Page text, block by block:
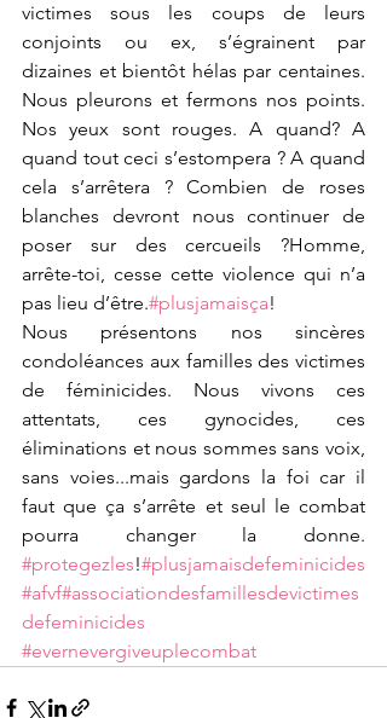
victimes sous les coups de leurs
conjoints ou ex, s’égrainent par
dizaines et bientôt hélas par centaines.
Nous pleurons et fermons nos points.
Nos yeux sont rouges. A quand? A
quand tout ceci s’estompera ? A quand
cela s’arrêtera ? Combien de roses
blanches devront nous continuer de
poser sur des cercueils ?Homme,
arrête-toi, cesse cette violence qui n’a
pas lieu d’être.#plusjamaisça!
Nous présentons nos sincères
condoléances aux familles des victimes
de féminicides. Nous vivons ces
attentats, ces gynocides, ces
éliminations et nous sommes sans voix,
sans voies...mais gardons la foi car il
faut que ça s’arrête et seul le combat
#protegezles!#plusjamaisdefeminicides
#afvf#associationdesfamillesdevictimes
defeminicides
#evernevergiveuplecombat